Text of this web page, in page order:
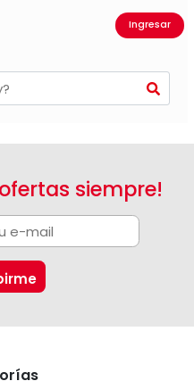
Ingresar
siempre!